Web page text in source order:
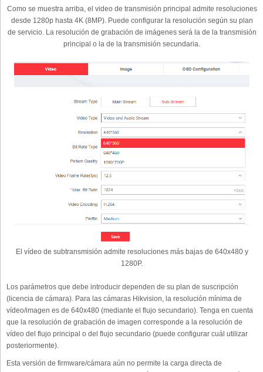
Como se muestra arriba, el video de transmisión principal admite resoluciones
desde 1280p hasta 4K (8MP). Puede configurar la resolución según su plan
de servicio. La resolución de grabación de imágenes será la de la transmisión
principal o la de la transmisión secundaria.
El vídeo de subtransmisión admite resoluciones más bajas de 640x480 y
1280P.
Los parámetros que debe introducir dependen de su plan de suscripción
(licencia de cámara). Para las cámaras Hikvision, la resolución mínima de
vídeo/imagen es de 640x480 (mediante el flujo secundario). Tenga en cuenta
que la resolución de grabación de imagen corresponde a la resolución de
vídeo del flujo principal o del flujo secundario (puede configurar cuál utilizar
posteriormente).
Esta versión de firmware/cámara aún no permite la carga directa de